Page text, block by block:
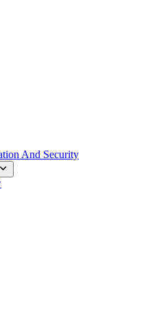
And Security